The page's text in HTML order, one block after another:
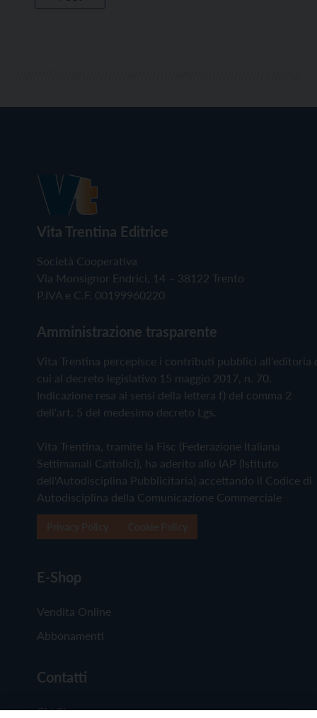
Vita Trentina Editrice
Società Cooperativa
Via Monsignor Endrici, 14 – 38122 Trento
P.IVA e C.F. 00199960220
Amministrazione trasparente
Vita Trentina percepisce i contributi pubblici all'editoria
cui al decreto legislativo 15 maggio 2017, n. 70.
Indicazione resa ai sensi della lettera f) del comma 2
dell'art. 5 del medesimo decreto Lgs.
Vita Trentina, tramite la Fisc (Federazione Italiana
Settimanali Cattolici), ha aderito allo IAP (Istituto
dell'Autodisciplina Pubblicitaria) accettando il Codice di
Autodisciplina della Comunicazione Commerciale
E-Shop
Vendita Online
Abbonamenti
Contatti
Chi Siamo